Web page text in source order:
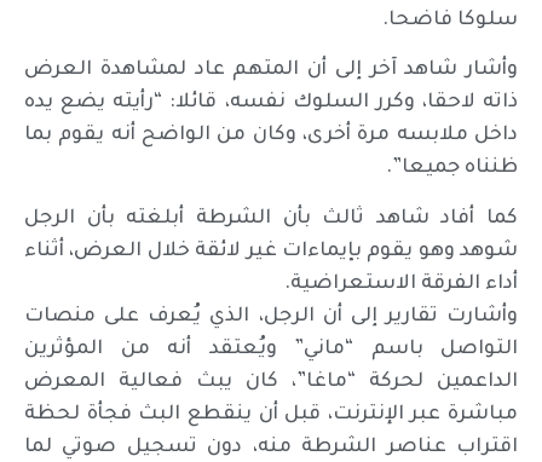
سلوكا فاضحا.
وأشار شاهد آخر إلى أن المتهم عاد لمشاهدة العرض
ذاته لاحقا، وكرر السلوك نفسه، قائلا: “رأيته يضع يده
داخل ملابسه مرة أخرى، وكان من الواضح أنه يقوم بما
ظنناه جميعا”.
كما أفاد شاهد ثالث بأن الشرطة أبلغته بأن الرجل
شوهد وهو يقوم بإيماءات غير لائقة خلال العرض، أثناء
أداء الفرقة الاستعراضية.
وأشارت تقارير إلى أن الرجل، الذي يُعرف على منصات
التواصل باسم “ماني” ويُعتقد أنه من المؤثرين
الداعمين لحركة “ماغا”، كان يبث فعالية المعرض
مباشرة عبر الإنترنت، قبل أن ينقطع البث فجأة لحظة
اقتراب عناصر الشرطة منه، دون تسجيل صوتي لما